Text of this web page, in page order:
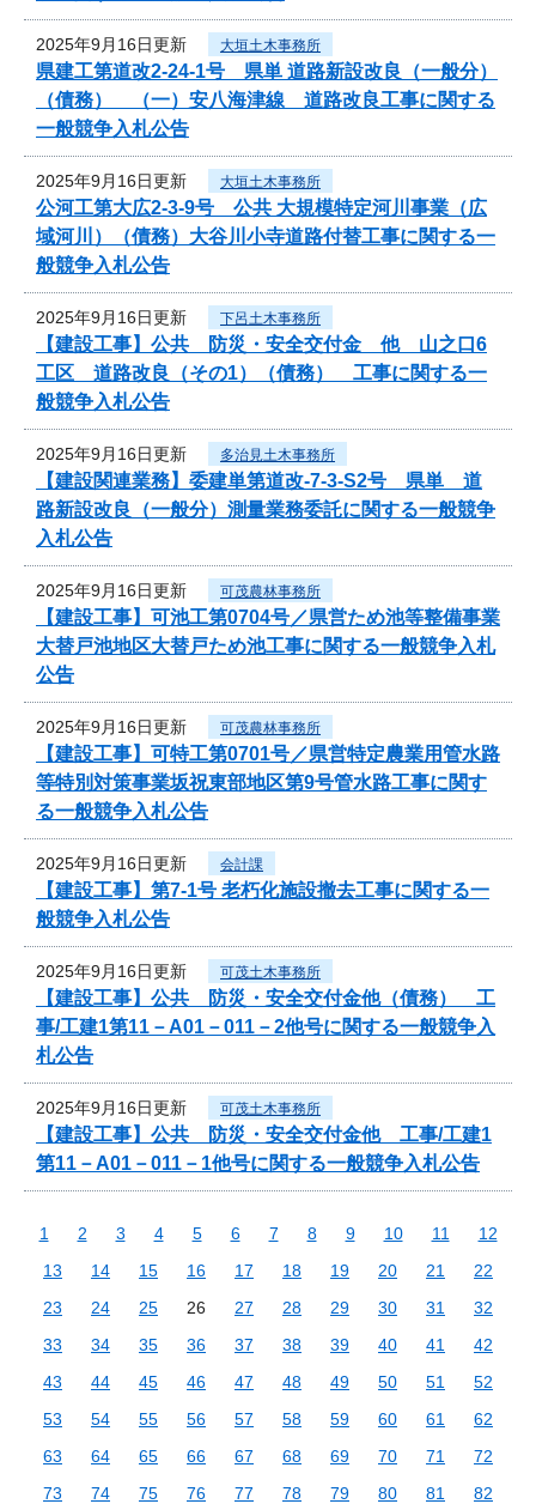
2025年9月16日更新 大垣土木事務所
県建工第道改2-24-1号 県単 道路新設改良（一般分）
（債務） （一）安八海津線 道路改良工事に関する
一般競争入札公告
2025年9月16日更新 大垣土木事務所
公河工第大広2-3-9号 公共 大規模特定河川事業（広
域河川）（債務）大谷川小寺道路付替工事に関する一
般競争入札公告
2025年9月16日更新 下呂土木事務所
【建設工事】公共 防災・安全交付金 他 山之口6
工区 道路改良（その1）（債務） 工事に関する一
般競争入札公告
2025年9月16日更新 多治見土木事務所
【建設関連業務】委建単第道改-7-3-S2号 県単 道
路新設改良（一般分）測量業務委託に関する一般競争
入札公告
2025年9月16日更新 可茂農林事務所
【建設工事】可池工第0704号／県営ため池等整備事業
大替戸池地区大替戸ため池工事に関する一般競争入札
公告
2025年9月16日更新 可茂農林事務所
【建設工事】可特工第0701号／県営特定農業用管水路
等特別対策事業坂祝東部地区第9号管水路工事に関す
る一般競争入札公告
2025年9月16日更新 会計課
【建設工事】第7-1号 老朽化施設撤去工事に関する一
般競争入札公告
2025年9月16日更新 可茂土木事務所
【建設工事】公共 防災・安全交付金他（債務） 工
事/工建1第11－A01－011－2他号に関する一般競争入
札公告
2025年9月16日更新 可茂土木事務所
【建設工事】公共 防災・安全交付金他 工事/工建1
第11－A01－011－1他号に関する一般競争入札公告
1 2 3 4 5 6 7 8 9 10 11
12
13
14 15 16 17 18 19 20 21
22
23
24 25 26 27 28 29 30 31
32
33
34 35 36 37 38 39 40 41
42
43
44 45 46 47 48 49 50 51
52
53
54 55 56 57 58 59 60 61
62
63
64 65 66 67 68 69 70 71
72
73
74 75 76 77 78 79 80 81
82